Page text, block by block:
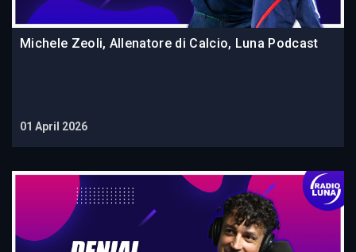
Michele Zeoli, Allenatore di Calcio, Luna Podcast
01 April 2026